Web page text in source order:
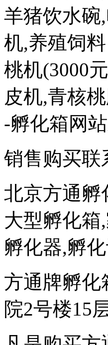
羊猪饮水碗
机,养殖饲
桃机(3000
皮机,青核
-孵化箱网
销售购买联
北京方通孵
大型孵化箱
孵化器,孵
方通牌孵化
院2号楼15